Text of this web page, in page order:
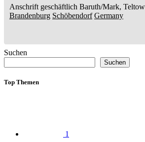
Anschrift geschäftlich Baruth/Mark,
Brandenburg Schöbendorf Germany
Suchen
Suchen
Top Themen
1